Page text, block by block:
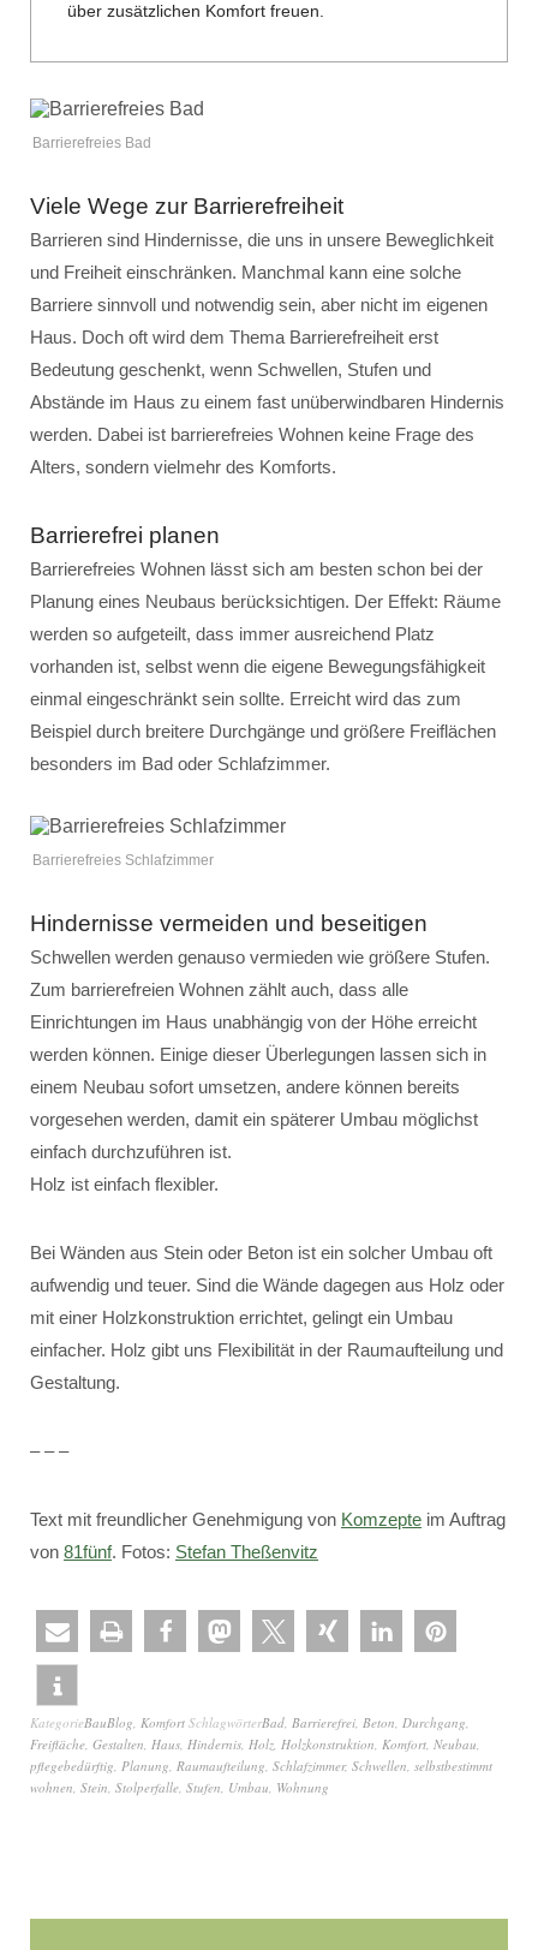
über zusätzlichen Komfort freuen.
Barrierefreies Bad
Viele Wege zur Barrierefreiheit
Barrieren sind Hindernisse, die uns in unsere Beweglichkeit
und Freiheit einschränken. Manchmal kann eine solche
Barriere sinnvoll und notwendig sein, aber nicht im eigenen
Haus. Doch oft wird dem Thema Barrierefreiheit erst
Bedeutung geschenkt, wenn Schwellen, Stufen und
Abstände im Haus zu einem fast unüberwindbaren Hindernis
werden. Dabei ist barrierefreies Wohnen keine Frage des
Alters, sondern vielmehr des Komforts.
Barrierefrei planen
Barrierefreies Wohnen lässt sich am besten schon bei der
Planung eines Neubaus berücksichtigen. Der Effekt: Räume
werden so aufgeteilt, dass immer ausreichend Platz
vorhanden ist, selbst wenn die eigene Bewegungsfähigkeit
einmal eingeschränkt sein sollte. Erreicht wird das zum
Beispiel durch breitere Durchgänge und größere Freiflächen
besonders im Bad oder Schlafzimmer.
Barrierefreies Schlafzimmer
Hindernisse vermeiden und beseitigen
Schwellen werden genauso vermieden wie größere Stufen.
Zum barrierefreien Wohnen zählt auch, dass alle
Einrichtungen im Haus unabhängig von der Höhe erreicht
werden können. Einige dieser Überlegungen lassen sich in
einem Neubau sofort umsetzen, andere können bereits
vorgesehen werden, damit ein späterer Umbau möglichst
einfach durchzuführen ist.
Holz ist einfach flexibler.
Bei Wänden aus Stein oder Beton ist ein solcher Umbau oft
aufwendig und teuer. Sind die Wände dagegen aus Holz oder
mit einer Holzkonstruktion errichtet, gelingt ein Umbau
einfacher. Holz gibt uns Flexibilität in der Raumaufteilung und
Gestaltung.
– – –
Text mit freundlicher Genehmigung von Komzepte im Auftrag
von 81fünf. Fotos: Stefan Theßenvitz
KategorieBauBlog, Komfort SchlagwörterBad, Barrierefrei, Beton, Durchgang,
Freifläche, Gestalten, Haus, Hindernis, Holz, Holzkonstruktion, Komfort, Neubau,
pflegebedürftig, Planung, Raumaufteilung, Schlafzimmer, Schwellen, selbstbestimmt
wohnen, Stein, Stolperfalle, Stufen, Umbau, Wohnung